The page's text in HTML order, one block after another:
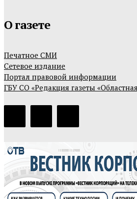
О газете
Печатное СМИ
Сетевое издание
Портал правовой информации
ГБУ СО «Редакция газеты